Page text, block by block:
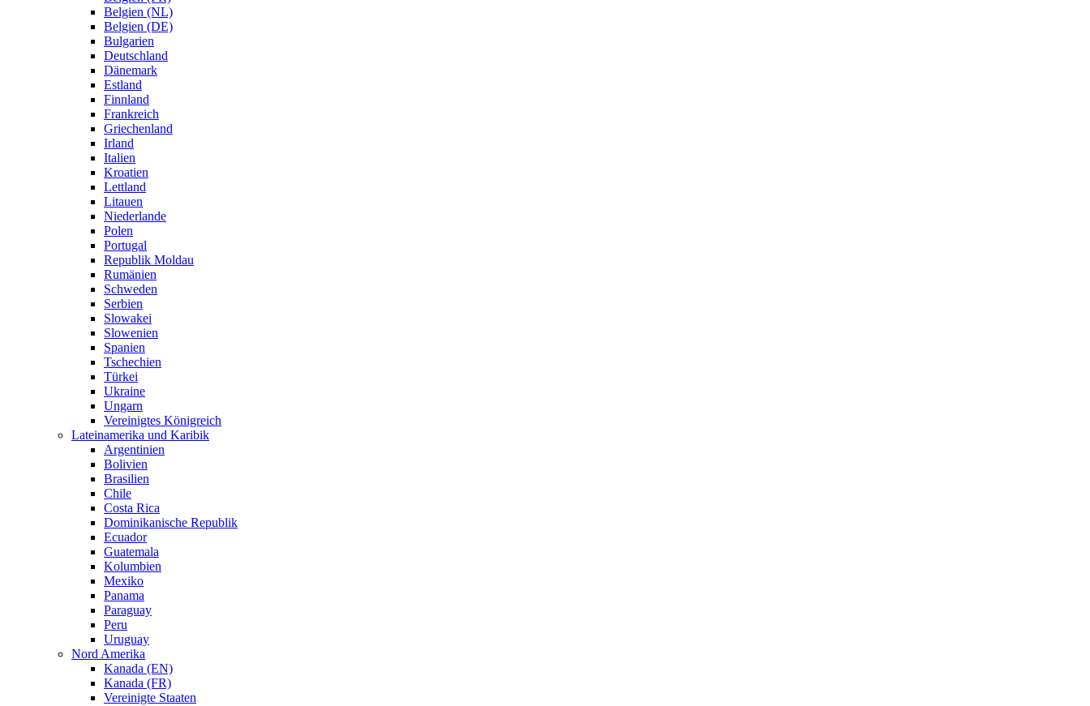
Belgien (NL)
Belgien (DE)
Bulgarien
Deutschland
Dänemark
Estland
Finnland
Frankreich
Griechenland
Irland
Italien
Kroatien
Lettland
Litauen
Niederlande
Polen
Portugal
Republik Moldau
Rumänien
Schweden
Serbien
Slowakei
Slowenien
Spanien
Tschechien
Türkei
Ukraine
Ungarn
Vereinigtes Königreich
Lateinamerika und Karibik
Argentinien
Bolivien
Brasilien
Chile
Costa Rica
Dominikanische Republik
Ecuador
Guatemala
Kolumbien
Mexiko
Panama
Paraguay
Peru
Uruguay
Nord Amerika
Kanada (EN)
Kanada (FR)
Vereinigte Staaten